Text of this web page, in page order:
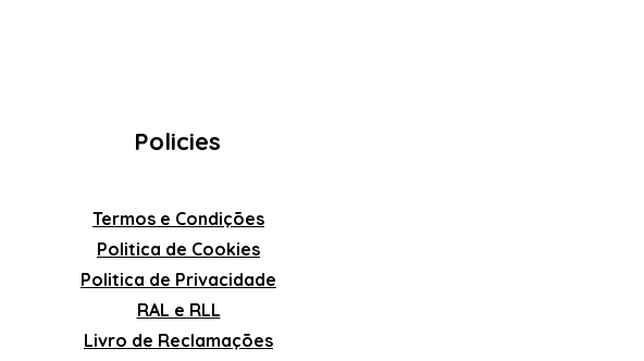
Policies
Termos e Condições
Politica de Cookies
Politica de Privacidade
RAL e RLL
Livro de Reclamações